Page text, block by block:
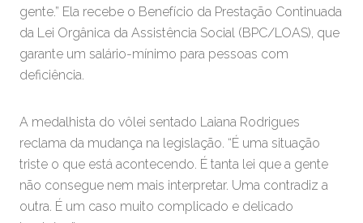
gente.” Ela recebe o Benefício da Prestação Continuada
da Lei Orgânica da Assistência Social (BPC/LOAS), que
garante um salário-mínimo para pessoas com
deficiência.
A medalhista do vôlei sentado Laiana Rodrigues
reclama da mudança na legislação. “É uma situação
triste o que está acontecendo. É tanta lei que a gente
não consegue nem mais interpretar. Uma contradiz a
outra. É um caso muito complicado e delicado